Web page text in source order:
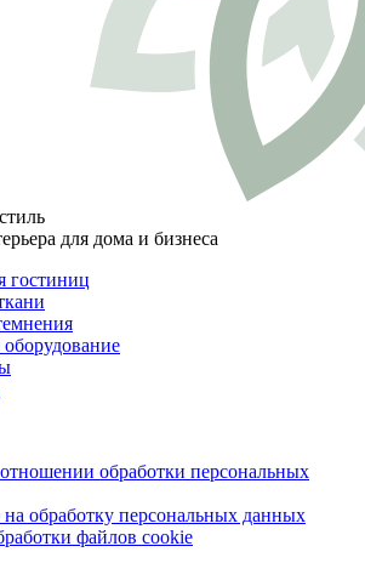
для дома и бизнеса
гостиниц
оборудование
обработки персональных
обработку персональных данных
файлов cookie